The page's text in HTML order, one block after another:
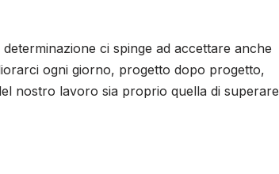
ci spinge ad accettare anche
ogni giorno, progetto dopo progetto,
nostro lavoro sia proprio quella di superare